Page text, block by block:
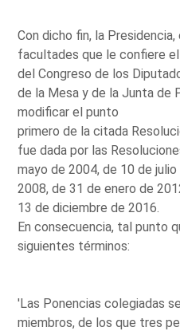
Con dicho fin, la
facultades que le confiere
del Congreso de los
de la Mesa y de la Junta de
modificar el punto
primero de la citada
fue dada por las
mayo de 2004, de 10 de
2008, de 31 de enero de
13 de diciembre de 2016.
En consecuencia, tal punto
siguientes términos:
'Las Ponencias colegiadas
miembros, de los que tres